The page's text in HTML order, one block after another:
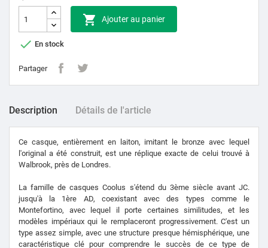
 Ajouter au panier
 En stock
Partager
Description Détails de l'article
Ce casque, entièrement en laiton, imitant le bronze avec lequel
l'original a été construit, est une réplique exacte de celui trouvé à
Walbrook, près de Londres.
La famille de casques Coolus s'étend du 3ème siècle avant JC.
jusqu'à la 1ère AD, coexistant avec des types comme le
Montefortino, avec lequel il porte certaines similitudes, et les
modèles impériaux qui le remplaceront progressivement. C'est un
type assez simple, avec une structure presque hémisphérique, une
caractéristique clé pour comprendre le succès de ce type de